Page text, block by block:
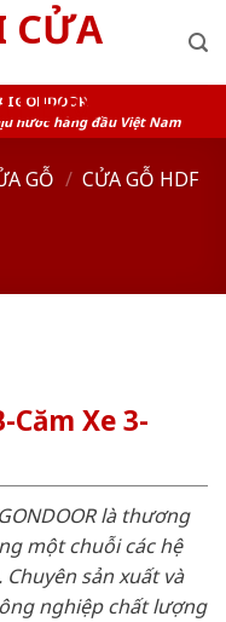
nước hàng đầu Việt Nam
GỖ / CỬA GỖ HDF
Căm Xe 3-
là thương
một chuỗi các hệ
sản xuất và
nghiệp chất lượng